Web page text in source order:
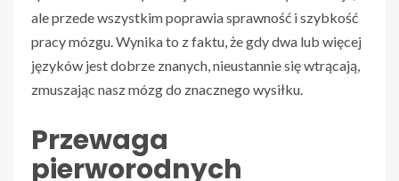
ale przede wszystkim poprawia sprawność i szybkość
pracy mózgu. Wynika to z faktu, że gdy dwa lub więcej
języków jest dobrze znanych, nieustannie się wtrącają,
zmuszając nasz mózg do znacznego wysiłku.
Przewaga
pierworodnych